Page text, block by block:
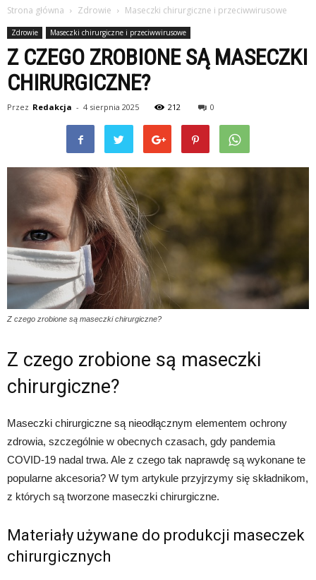
Strona główna Zdrowie Maseczki chirurgiczne i przeciwwirusowe
Zdrowie Maseczki chirurgiczne i przeciwwirusowe
Z CZEGO ZROBIONE SĄ MASECZKI
CHIRURGICZNE?
Przez Redakcja - 4 sierpnia 2025 212 0
Z czego zrobione są maseczki chirurgiczne?
Z czego zrobione są maseczki
chirurgiczne?
Maseczki chirurgiczne są nieodłącznym elementem ochrony
zdrowia, szczególnie w obecnych czasach, gdy pandemia
COVID-19 nadal trwa. Ale z czego tak naprawdę są wykonane te
popularne akcesoria? W tym artykule przyjrzymy się składnikom,
z których są tworzone maseczki chirurgiczne.
Materiały używane do produkcji maseczek
chirurgicznych